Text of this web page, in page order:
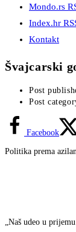
Mondo.rs
Index.hr
Kontakt
Švajcarski
Post
Post
Facebook
Politika prema
„Naš udeo u